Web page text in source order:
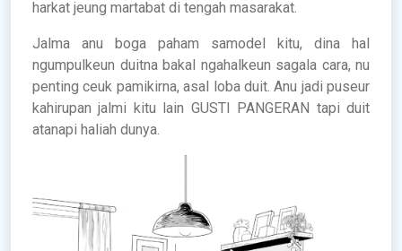
harkat jeung martabat di tengah masarakat.
Jalma anu boga paham samodel kitu, dina hal
ngumpulkeun duitna bakal ngahalkeun sagala cara, nu
penting ceuk pamikirna, asal loba duit. Anu jadi puseur
kahirupan jalmi kitu lain GUSTI PANGERAN tapi duit
atanapi haliah dunya.